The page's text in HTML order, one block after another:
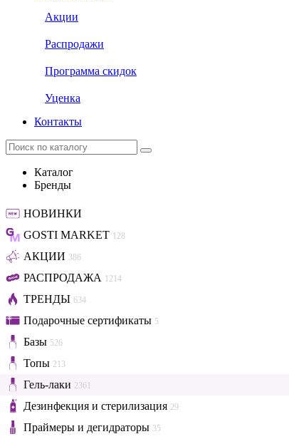
Акции
Распродажи
Программа скидок
Уценка
Контакты
Каталог
Бренды
НОВИНКИ
GOSTI MARKET 128
АКЦИИ 386
РАСПРОДАЖА 1214
ТРЕНДЫ 634
Подарочные сертификаты 5
Базы 526
Топы 213
Гель-лаки 2361
Дезинфекция и стерилизация 29
Праймеры и дегидраторы 35